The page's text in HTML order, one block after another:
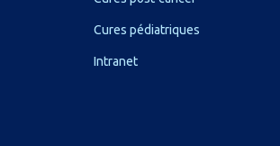
Cures pédiatriques
Intranet